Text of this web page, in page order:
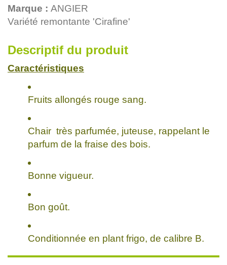
Marque : ANGIER
Variété remontante 'Cirafine'
Descriptif du produit
Caractéristiques
Fruits allongés rouge sang.
Chair très parfumée, juteuse, rappelant le
parfum de la fraise des bois.
Bonne vigueur.
Bon goût.
Conditionnée en plant frigo, de calibre B.